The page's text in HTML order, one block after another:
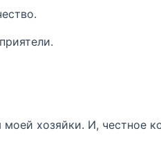
хозяйки. И, честное